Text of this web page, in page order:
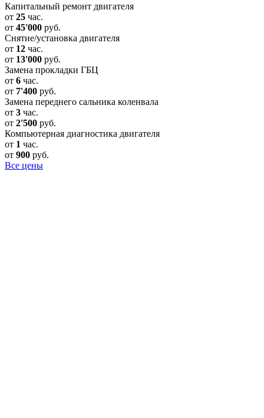
Капитальный ремонт двигателя
от 25 час.
от 45'000 руб.
Снятие/установка двигателя
от 12 час.
от 13'000 руб.
Замена прокладки ГБЦ
от 6 час.
от 7'400 руб.
Замена переднего сальника коленвала
от 3 час.
от 2'500 руб.
Компьютерная диагностика двигателя
от 1 час.
от 900 руб.
Все цены